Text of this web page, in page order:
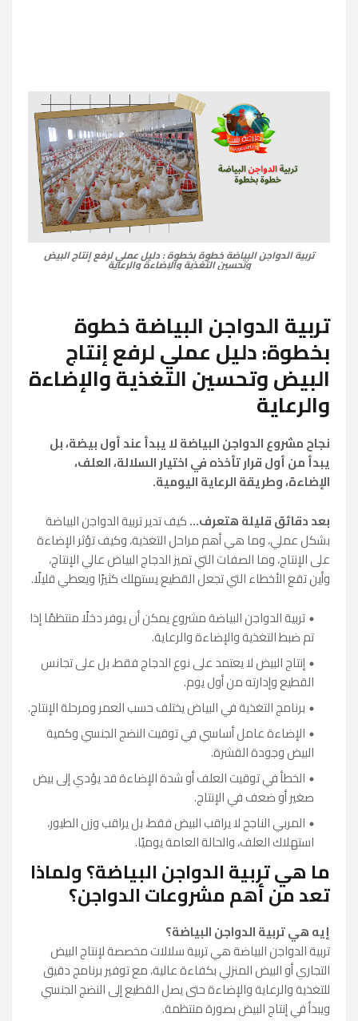
تربية الدواجن البياضة خطوة بخطوة : دليل عملي لرفع إنتاج البيض
وتحسين التغذية والإضاءة والرعاية
تربية الدواجن البياضة خطوة
بخطوة: دليل عملي لرفع إنتاج
البيض وتحسين التغذية والإضاءة
والرعاية
نجاح مشروع الدواجن البياضة لا يبدأ عند أول بيضة، بل
يبدأ من أول قرار تأخذه في اختيار السلالة، العلف،
الإضاءة، وطريقة الرعاية اليومية.
بعد دقائق قليلة هتعرف...كيف تدير تربية الدواجن البياضة
بشكل عملي، وما هي أهم مراحل التغذية، وكيف تؤثر الإضاءة
على الإنتاج، وما الصفات التي تميز الدجاج البياض عالي الإنتاج،
وأين تقع الأخطاء التي تجعل القطيع يستهلك كثيرًا ويعطي قليلًا.
تربية الدواجن البياضة مشروع يمكن أن يوفر دخلًا منتظمًا إذا
تم ضبط التغذية والإضاءة والرعاية.
إنتاج البيض لا يعتمد على نوع الدجاج فقط، بل على تجانس
القطيع وإدارته من أول يوم.
برنامج التغذية في البياض يختلف حسب العمر ومرحلة الإنتاج.
الإضاءة عامل أساسي في توقيت النضج الجنسي وكمية
البيض وجودة القشرة.
الخطأ في توقيت العلف أو شدة الإضاءة قد يؤدي إلى بيض
صغير أو ضعف في الإنتاج.
المربي الناجح لا يراقب البيض فقط، بل يراقب وزن الطيور،
استهلاك العلف، والحالة العامة يوميًا.
ما هي تربية الدواجن البياضة؟ ولماذا
تعد من أهم مشروعات الدواجن؟
إيه هي تربية الدواجن البياضة؟
تربية الدواجن البياضة هي تربية سلالات مخصصة لإنتاج البيض
التجاري أو البيض المنزلي بكفاءة عالية، مع توفير برنامج دقيق
للتغذية والرعاية والإضاءة حتى يصل القطيع إلى النضج الجنسي
ويبدأ في إنتاج البيض بصورة منتظمة.